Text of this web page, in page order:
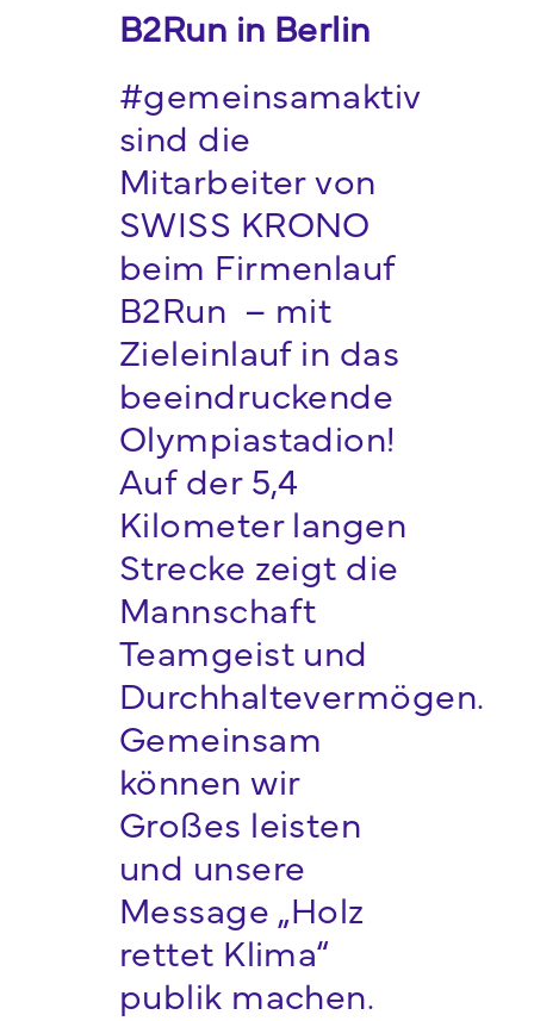
B2Run in Berlin
#gemeinsamaktiv
sind die
Mitarbeiter von
SWISS KRONO
beim Firmenlauf
B2Run – mit
Zieleinlauf in das
beeindruckende
Olympiastadion!
Auf der 5,4
Kilometer langen
Strecke zeigt die
Mannschaft
Teamgeist und
Durchhaltevermögen.
Gemeinsam
können wir
Großes leisten
und unsere
Message „Holz
rettet Klima“
publik machen.